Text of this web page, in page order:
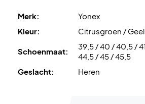
Merk:
Yonex
Kleur:
Citrusgroen / Geel
Schoenmaat:
39,5 / 40 / 40,5 /
44,5 / 45 / 45,5
Geslacht:
Heren